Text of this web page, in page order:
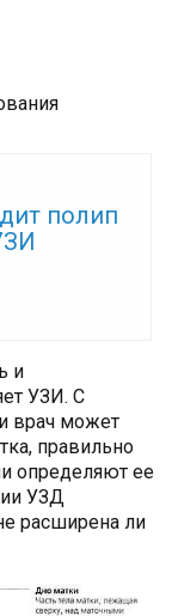
полип
и
УЗИ. С
врач может
правильно
определяют ее
УЗД
расширена ли